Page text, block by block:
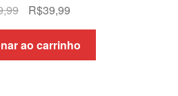
O
preço
original
era:
R$39,99O
preço
atual
é:
ao carrinho